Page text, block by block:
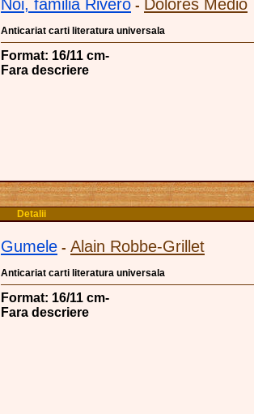
Noi, familia Rivero - Dolores Medio
Anticariat carti literatura universala
Format: 16/11 cm-
Fara descriere
Detalii
Gumele - Alain Robbe-Grillet
Anticariat carti literatura universala
Format: 16/11 cm-
Fara descriere